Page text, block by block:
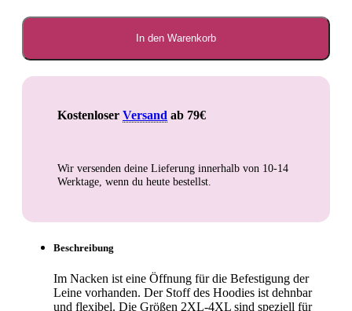
Hoodie
In den Warenkorb
Kostenloser Versand ab 79€
Wir versenden deine Lieferung innerhalb von 10-14
Werktage, wenn du heute bestellst.
Beschreibung
Im Nacken ist eine Öffnung für die Befestigung der
Leine vorhanden. Der Stoff des Hoodies ist dehnbar
und flexibel. Die Größen 2XL-4XL sind speziell für